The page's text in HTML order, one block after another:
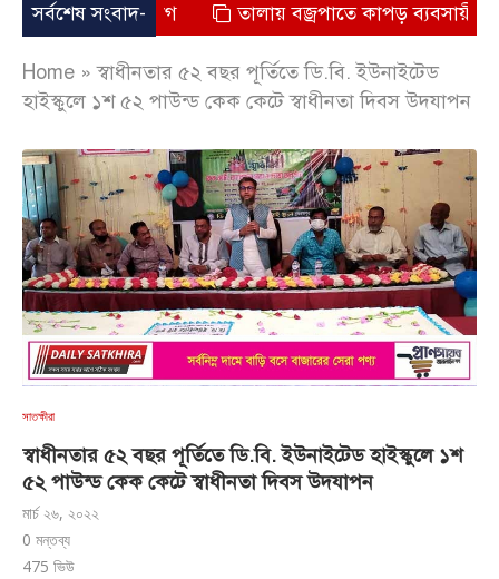
সর্বশেষ সংবাদ-
অভিযোগ তালায় বজ্রপাতে কাপড় ব্যবসায়ীর মৃত্যু
Home »স্বাধীনতার ৫২ বছর পূর্তিতে ডি.বি. ইউনাইটেড
হাইস্কুলে ১শ ৫২ পাউন্ড কেক কেটে স্বাধীনতা দিবস উদযাপন
সাতক্ষীরা
স্বাধীনতার ৫২ বছর পূর্তিতে ডি.বি. ইউনাইটেড হাইস্কুলে ১শ
৫২ পাউন্ড কেক কেটে স্বাধীনতা দিবস উদযাপন
মার্চ ২৬, ২০২২
0 মন্তব্য
475 ভিউ